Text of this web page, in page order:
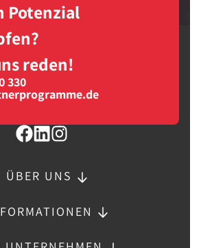
Potenzial
reden!
330
ÜBER UNS